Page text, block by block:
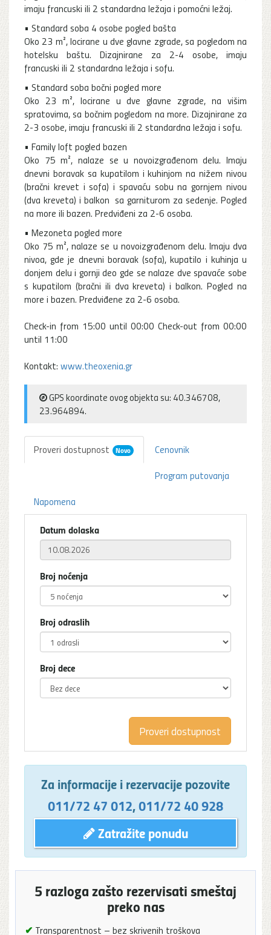
imaju francuski ili 2 standardna ležaja i pomoćni ležaj.
• Standard soba 4 osobe pogled bašta
Oko 23 m², locirane u dve glavne zgrade, sa pogledom na
hotelsku baštu. Dizajnirane za 2-4 osobe, imaju
francuski ili 2 standardna ležaja i sofu.
• Standard soba bočni pogled more
Oko 23 m², locirane u dve glavne zgrade, na višim
spratovima, sa bočnim pogledom na more. Dizajnirane za
2-3 osobe, imaju francuski ili 2 standardna ležaja i sofu.
• Family loft pogled bazen
Oko 75 m², nalaze se u novoizgrađenom delu. Imaju
dnevni boravak sa kupatilom i kuhinjom na nižem nivou
(bračni krevet i sofa) i spavaću sobu na gornjem nivou
(dva kreveta) i balkon sa garniturom za sedenje. Pogled
na more ili bazen. Predviđeni za 2-6 osoba.
• Mezoneta pogled more
Oko 75 m², nalaze se u novoizgrađenom delu. Imaju dva
nivoa, gde je dnevni boravak (sofa), kupatilo i kuhinja u
donjem delu i gornji deo gde se nalaze dve spavaće sobe
s kupatilom (bračni ili dva kreveta) i balkon. Pogled na
more i bazen. Predviđene za 2-6 osoba.
Check-in from 15:00 until 00:00 Check-out from 00:00
until 11:00
Kontakt: www.theoxenia.gr
GPS koordinate ovog objekta su: 40.346708,
23.964894.
Proveri dostupnost Novo
Cenovnik
Program putovanja
Napomena
Datum dolaska
Broj noćenja
Broj odraslih
Broj dece
Za informacije i rezervacije pozovite
011/72 47 012,011/72 40 928
Zatražite ponudu
5 razloga zašto rezervisati smeštaj
preko nas
✔ Transparentnost – bez skrivenih troškova